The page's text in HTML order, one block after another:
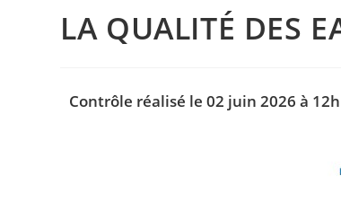
LA QUALITÉ DES
Contrôle réalisé le 02 juin 2026 à